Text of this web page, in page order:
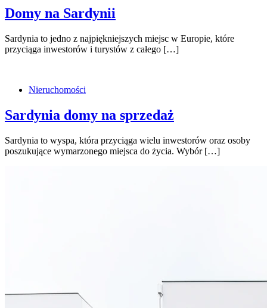
Domy na Sardynii
Sardynia to jedno z najpiękniejszych miejsc w Europie, które
przyciąga inwestorów i turystów z całego […]
Nieruchomości
Sardynia domy na sprzedaż
Sardynia to wyspa, która przyciąga wielu inwestorów oraz osoby
poszukujące wymarzonego miejsca do życia. Wybór […]